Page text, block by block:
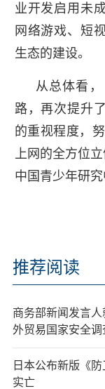
业开发启用未
网络游戏、短
生态的建设。
从总体看
路，再次提升
的重视程度，
上网的全方位
中国青少年研
推荐阅读
商务部新闻发言
外贸易国家安全调
日本公布新版《
实亡